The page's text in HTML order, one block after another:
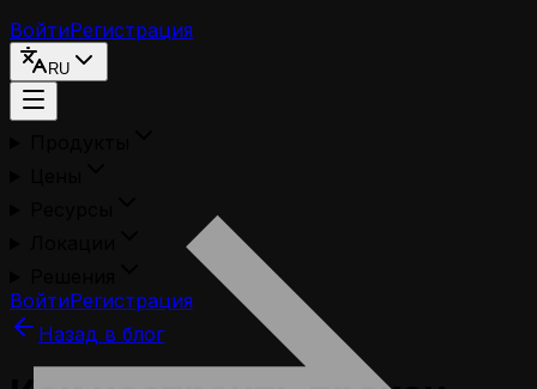
ВойтиРегистрация
RU
ВойтиРегистрация
Назад в блог